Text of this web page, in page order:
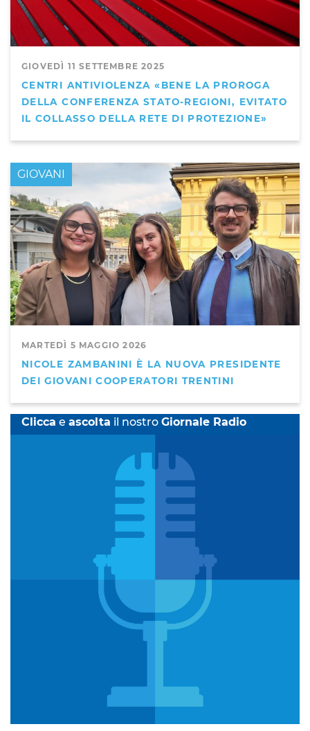
GIOVEDÌ 11 SETTEMBRE 2025
CENTRI ANTIVIOLENZA «BENE LA PROROGA
DELLA CONFERENZA STATO-REGIONI, EVITATO
IL COLLASSO DELLA RETE DI PROTEZIONE»
MARTEDÌ 5 MAGGIO 2026
NICOLE ZAMBANINI È LA NUOVA PRESIDENTE
DEI GIOVANI COOPERATORI TRENTINI
GIOVANI
Clicca e ascolta il nostro Giornale Radio